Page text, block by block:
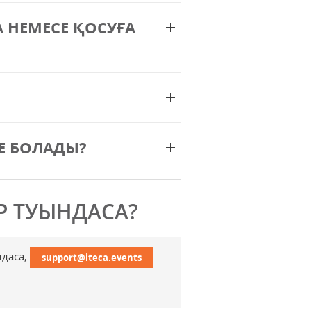
ҚОСУҒА
БОЛАДЫ?
ТУЫНДАСА?
support@iteca.events